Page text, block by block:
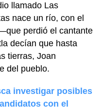
llamado Las
nace un río, con el
perdió el cantante
decían que hasta
tierras, Joan
del pueblo.
investigar posibles
con el